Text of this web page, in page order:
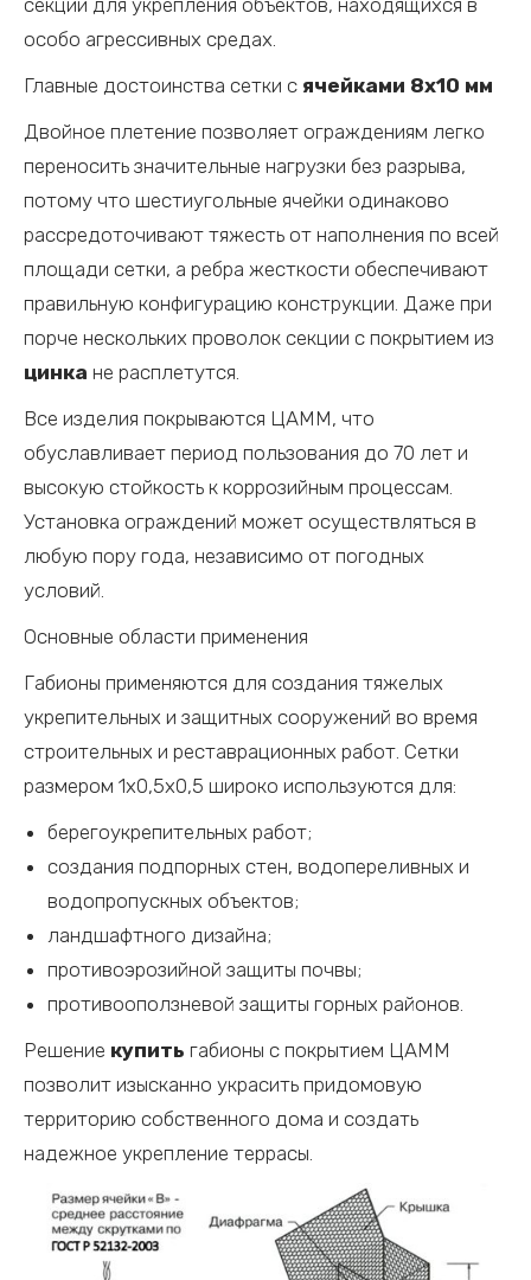
секции для укрепления объектов, находящихся в
особо агрессивных средах.
Главные достоинства сетки с ячейками 8х10 мм
Двойное плетение позволяет ограждениям легко
переносить значительные нагрузки без разрыва,
потому что шестиугольные ячейки одинаково
рассредоточивают тяжесть от наполнения по всей
площади сетки, а ребра жесткости обеспечивают
правильную конфигурацию конструкции. Даже при
порче нескольких проволок секции с покрытием из
цинка не расплетутся.
Все изделия покрываются ЦАММ, что
обуславливает период пользования до 70 лет и
высокую стойкость к коррозийным процессам.
Установка ограждений может осуществляться в
любую пору года, независимо от погодных
условий.
Основные области применения
Габионы применяются для создания тяжелых
укрепительных и защитных сооружений во время
строительных и реставрационных работ. Сетки
размером 1х0,5х0,5 широко используются для:
берегоукрепительных работ;
создания подпорных стен, водопереливных и
водопропускных объектов;
ландшафтного дизайна;
противоэрозийной защиты почвы;
противооползневой защиты горных районов.
Решение купить габионы с покрытием ЦАММ
позволит изысканно украсить придомовую
территорию собственного дома и создать
надежное укрепление террасы.